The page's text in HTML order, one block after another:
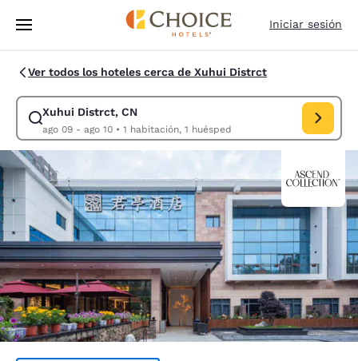
Pasar A Contenido Principal
Iniciar sesión
Ver todos los hoteles cerca de Xuhui Distrct
Xuhui Distrct, CN
ago 09 - ago 10• 1 habitación, 1 huésped
Modificar la búsqueda de Xuhui Distrct, CN. Fecha